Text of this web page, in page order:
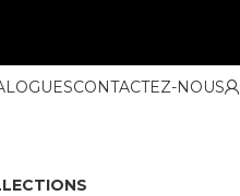
CONTACTEZ-NOUS